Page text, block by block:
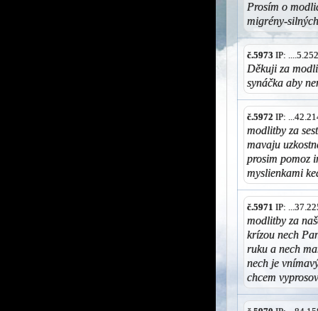
Prosím o
migrény-
č.5973 IP:
Děkuji za
synáčka aby
č.5972 IP:
modlitby za
mavaju
prosim pomoz
myslienkami
č.5971 IP:
modlitby za
krízou nech
ruku a nech
nech je
chcem